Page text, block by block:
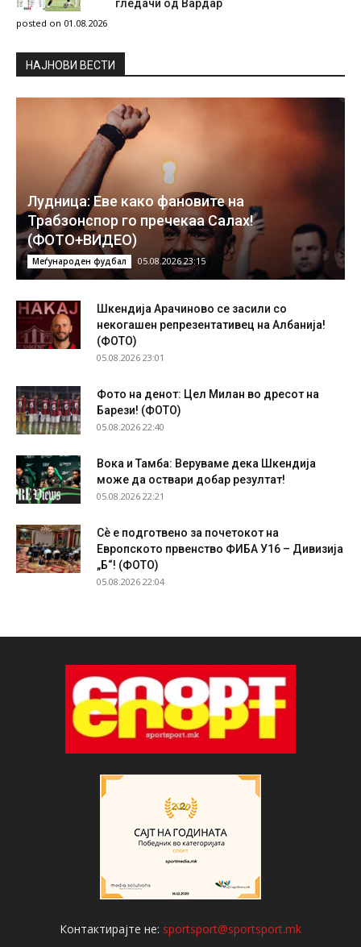
гледачи од Вардар
posted on 01.08.2026
НAЈНОВИ ВЕСТИ
Лудница: Еве како фановите на
Трабзонспор го пречекаа Салах!
(ФОТО+ВИДЕО)
Меѓународен фудбал 05.08.2026 23:15
Шкендија Арачиново се засили со
некогашен репрезентативец на Албанија!
(ФОТО)
05.08.2026 23:01
Фото на денот: Цел Милан во дресот на
Барези! (ФОТО)
05.08.2026 22:40
Вока и Тамба: Веруваме дека Шкендија
може да оствари добар резултат!
05.08.2026 22:21
Сѐ е подготвено за почетокот на
Европското првенство ФИБА У16 – Дивизија
„Б“! (ФОТО)
05.08.2026 22:04
Контактирајте не: sportsport@sportsport.mk